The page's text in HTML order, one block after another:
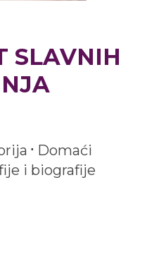
SLAVNIH
Domaći
i biografije